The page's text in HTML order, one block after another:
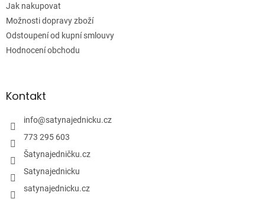
Jak nakupovat
Možnosti dopravy zboží
Odstoupení od kupní smlouvy
Hodnocení obchodu
Kontakt
info@satynajednicku.cz
773 295 603
Šatynajedničku.cz
Satynajednicku
satynajednicku.cz